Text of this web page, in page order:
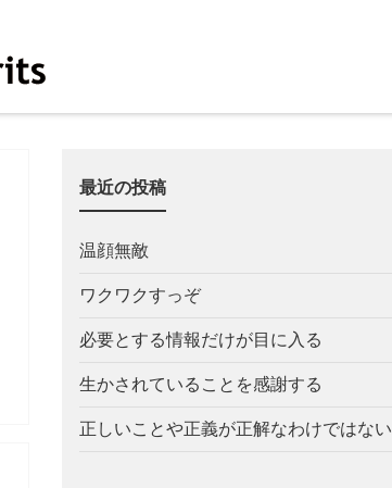
最近の投稿
温顔無敵
ワクワクすっぞ
必要とする情報だけが目に入る
生かされていることを感謝する
正しいことや正義が正解なわけではない